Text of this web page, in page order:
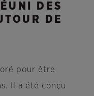
DES
DE
pour être
Il a été conçu